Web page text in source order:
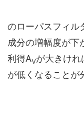
のローパスフィル
成分の増幅度が下
利得AVが大きけれ
が低くなることが